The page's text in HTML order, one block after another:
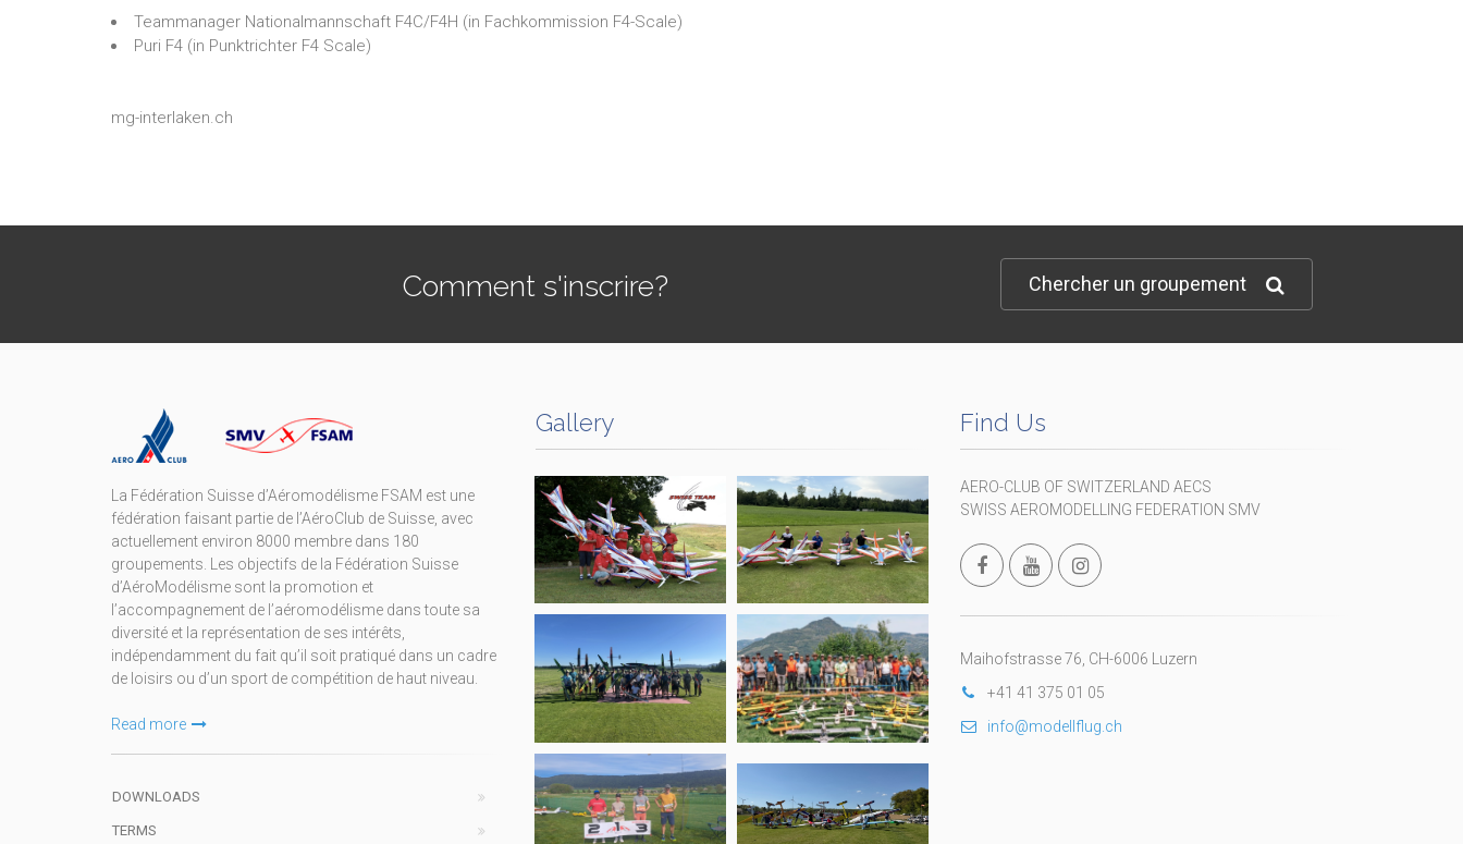
Teammanager Nationalmannschaft F4C/F4H (in Fachkommission F4-Scale)
Puri F4 (in Punktrichter F4 Scale)
mg-interlaken.ch
Comment s'inscrire? Chercher un groupement
La Fédération Suisse d’Aéromodélisme FSAM est une
fédération faisant partie de l’AéroClub de Suisse, avec
actuellement environ 8000 membre dans 180
groupements. Les objectifs de la Fédération Suisse
d’AéroModélisme sont la promotion et
l’accompagnement de l’aéromodélisme dans toute sa
diversité et la représentation de ses intérêts,
indépendamment du fait qu’il soit pratiqué dans un cadre
de loisirs ou d’un sport de compétition de haut niveau.
Read more
DOWNLOADS
TERMS
Gallery Find Us
AERO-CLUB OF SWITZERLAND AECS
SWISS AEROMODELLING FEDERATION SMV
Maihofstrasse 76, CH-6006 Luzern
+41 41 375 01 05
info@modellflug.ch